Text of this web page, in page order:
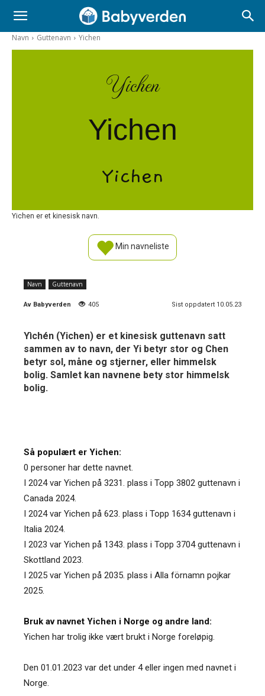
Navn Guttenavn Yichen
Yichen
Yichen
Yichen
Yichen er et kinesisk navn.
Min navneliste
Navn Guttenavn
Av Babyverden 405 Sist oppdatert 10.05.23
Yìchén (Yichen) er et kinesisk guttenavn satt
sammen av to navn, der Yi betyr stor og Chen
betyr sol, måne og stjerner, eller himmelsk
bolig. Samlet kan navnene bety stor himmelsk
bolig.
Så populært er Yichen:
0 personer har dette navnet.
I 2024 var Yichen på 3231. plass i Topp 3802 guttenavn i
Canada 2024.
I 2024 var Yichen på 623. plass i Topp 1634 guttenavn i
Italia 2024.
I 2023 var Yichen på 1343. plass i Topp 3704 guttenavn i
Skottland 2023.
I 2025 var Yichen på 2035. plass i Alla förnamn pojkar
2025.
Bruk av navnet Yichen i Norge og andre land:
Yichen har trolig ikke vært brukt i Norge foreløpig.
Den 01.01.2023 var det under 4 eller ingen med navnet i
Norge.